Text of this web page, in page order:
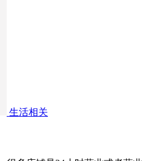
生活相关